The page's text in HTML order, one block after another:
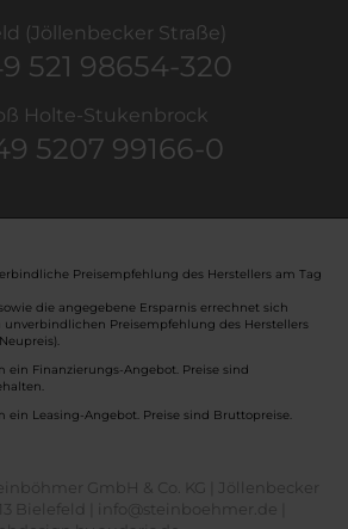
(Jöllenbecker Straße)
521 98654-320
Holte-Stukenbrock
5207 99166-0
Preisempfehlung des Herstellers am Tag
die angegebene Ersparnis errechnet sich
Preisempfehlung des Herstellers
ein Finanzierungs-Angebot. Preise sind
ein Leasing-Angebot. Preise sind Bruttopreise.
GmbH & Co. KG | Jöllenbecker
Bielefeld | info@steinboehmer.de |